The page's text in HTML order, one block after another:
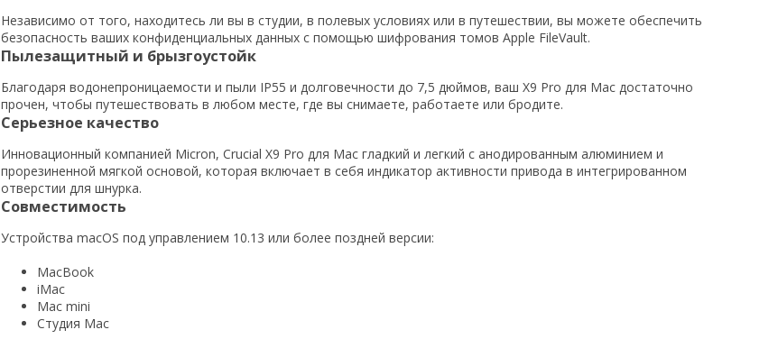
Независимо от того, находитесь ли вы в студии, в полевых условиях или в путешествии, вы можете обеспечить
безопасность ваших конфиденциальных данных с помощью шифрования томов Apple FileVault.
Пылезащитный и брызгоустойк
Благодаря водонепроницаемости и пыли IP55 и долговечности до 7,5 дюймов, ваш X9 Pro для Mac достаточно
прочен, чтобы путешествовать в любом месте, где вы снимаете, работаете или бродите.
Серьезное качество
Инновационный компанией Micron, Crucial X9 Pro для Mac гладкий и легкий с анодированным алюминием и
прорезиненной мягкой основой, которая включает в себя индикатор активности привода в интегрированном
отверстии для шнурка.
Совместимость
Устройства macOS под управлением 10.13 или более поздней версии:
MacBook
iMac
Mac mini
Студия Mac